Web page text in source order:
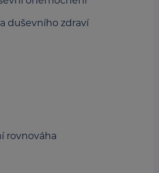
duševního zdraví
rovnováha